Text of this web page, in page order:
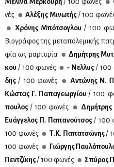
νές
Αλέ­ξης Μι­νω­τής / 100
Χρό­νης Μπό­τσο­γλου / 100
Βιο­γρά­φος της με­τα­πο­λε­μι­κής
φία ως μαρ­τυ­ρία
Δη­μή­τρης
κου / 100 φω­νές - Νελ­λυς / 100
δης / 100 φω­νές Αντώ­νης Ν.
Κώ­στας Γ. Πα­πα­γε­ωρ­γί­ου / 100
που­λος / 100 φω­νές
Ευάγ­γε­λος Π. Πα­πα­νού­τσος / 100
100 φω­νές
Τ.Κ. Πα­πα­τσώ­νης/
100 φω­νές
Γιώρ­γης
Πεν­τζί­κης/ 100 φω­νές Σπύ­ρος